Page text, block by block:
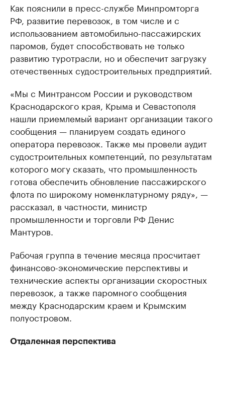
Как пояснили в пресс-службе Минпромторга
РФ, развитие перевозок, в том числе и с
использованием автомобильно-пассажирских
паромов, будет способствовать не только
развитию туротрасли, но и обеспечит загрузку
отечественных судостроительных предприятий.
«Мы с Минтрансом России и руководством
Краснодарского края, Крыма и Севастополя
нашли приемлемый вариант организации такого
сообщения — планируем создать единого
оператора перевозок. Также мы провели аудит
судостроительных компетенций, по результатам
которого могу сказать, что промышленность
готова обеспечить обновление пассажирского
флота по широкому номенклатурному ряду», —
рассказал, в частности, министр
промышленности и торговли РФ Денис
Мантуров.
Рабочая группа в течение месяца просчитает
финансово-экономические перспективы и
технические аспекты организации скоростных
перевозок, а также паромного сообщения
между Краснодарским краем и Крымским
полуостровом.
Отдаленная перспектива